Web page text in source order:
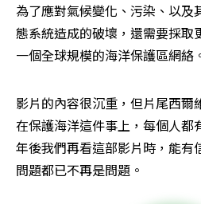
為了應對氣候變化、污染、以及
態系統造成的破壞，還需要採取
一個全球規模的海洋保護區網絡
影片的內容很沉重，但片尾西爾
在保護海洋這件事上，每個人都
年後我們再看這部影片時，能有
問題都已不再是問題。